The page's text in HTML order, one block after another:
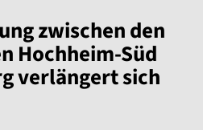
zwischen den
Hochheim-Süd
verlängert sich